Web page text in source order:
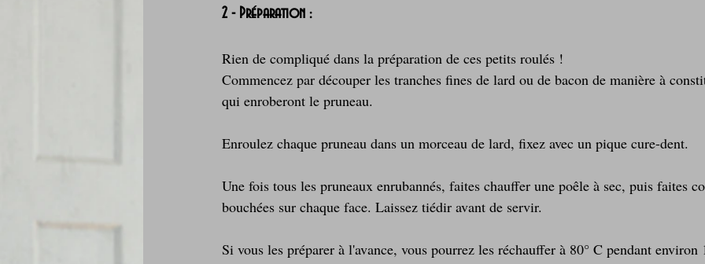
2 - Préparation :
Rien de compliqué dans la préparation de ces petits roulés !
Commencez par découper les tranches fines de lard ou de bacon de manière à
qui enroberont le pruneau.
Enroulez chaque pruneau dans un morceau de lard, fixez avec un pique cure-dent.
Une fois tous les pruneaux enrubannés, faites chauffer une poêle à sec, puis faites
bouchées sur chaque face. Laissez tiédir avant de servir.
Si vous les préparer à l'avance, vous pourrez les réchauffer à 80° C pendant environ